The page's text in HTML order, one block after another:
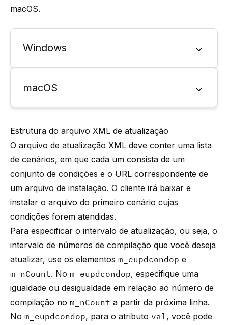
macOS.
Windows
macOS
Estrutura do arquivo XML de atualização
O arquivo de atualização XML deve conter uma lista
de cenários, em que cada um consista de um
conjunto de condições e o URL correspondente de
um arquivo de instalação. O cliente irá baixar e
instalar o arquivo do primeiro cenário cujas
condições forem atendidas.
Para especificar o intervalo de atualização, ou seja, o
intervalo de números de compilação que você deseja
atualizar, use os elementos m_eupdcondop e
m_nCount. No m_eupdcondop, especifique uma
igualdade ou desigualdade em relação ao número de
compilação no m_nCount a partir da próxima linha.
No m_eupdcondop, para o atributo val, você pode